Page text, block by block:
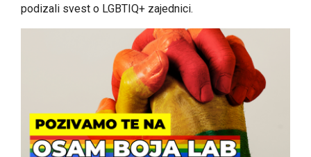
podizali svest o LGBTIQ+ zajednici.